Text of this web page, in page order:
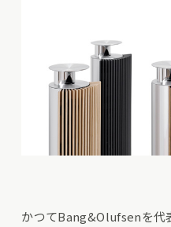
かつてBang&Olufsenを代